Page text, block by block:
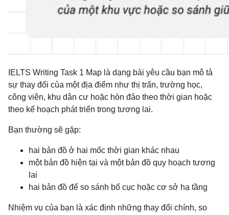
IELTS Writing Task 1 Map là dạng bài yêu cầu bạn mô tả
sự thay đổi của một địa điểm như thị trấn, trường học,
công viên, khu dân cư hoặc hòn đảo theo thời gian hoặc
theo kế hoạch phát triển trong tương lai.
Bạn thường sẽ gặp:
hai bản đồ ở hai mốc thời gian khác nhau
một bản đồ hiện tại và một bản đồ quy hoạch tương
lai
hai bản đồ để so sánh bố cục hoặc cơ sở hạ tầng
Nhiệm vụ của bạn là xác định những thay đổi chính, so